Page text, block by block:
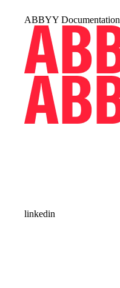
ABBYY Documentation
linkedin